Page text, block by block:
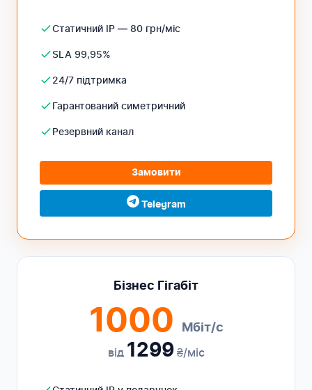
Статичний IP — 80 грн/міс
SLA 99,95%
24/7 підтримка
Гарантований симетричний
Резервний канал
Замовити
Telegram
Бізнес Гігабіт
1000 Мбіт/с
від 1299₴/міс